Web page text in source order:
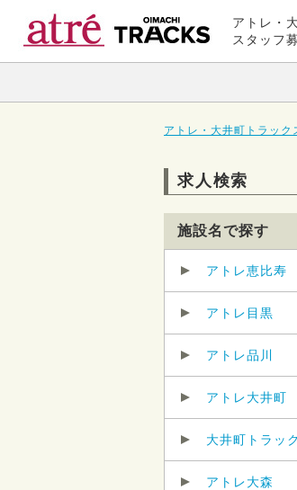
アトレ・
スタッフ
アトレ・大井町トラッ
求人検索
施設名で探す
アトレ恵比寿
アトレ目黒
アトレ品川
アトレ大井町
大井町トラッ
アトレ大森